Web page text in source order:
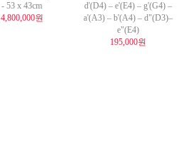
- 53 x 43cm
4,800,000원
d'(D4) – e'(E4) – g'(G4) –
a'(A3) – b'(A4) – d"(D3)–
e"(E4)
195,000원